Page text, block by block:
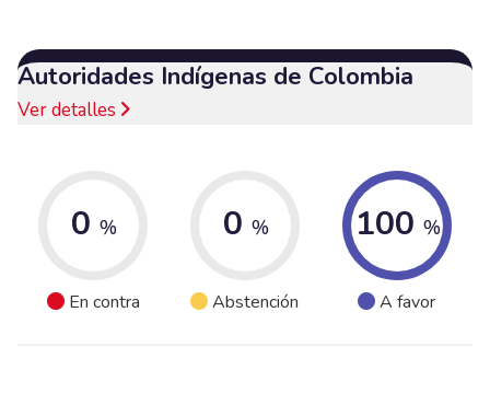
Autoridades Indígenas de Colombia
Ver detalles
0 %
En contra
0 %
Abstención
100 %
A favor